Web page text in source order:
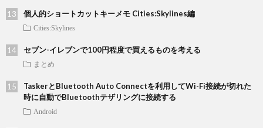
個人的ショートカットキーメモ Cities:Skylines編
Cities:Skylines
セブン-イレブンで100円程度で買えるものを考える
まとめ
TaskerとBluetooth Auto Connectを利用してWi-Fi接続が切れた
時に自動でBluetoothテザリングに接続する
Android